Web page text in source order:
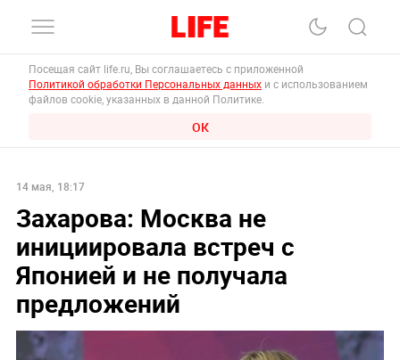
Посещая сайт life.ru, Вы соглашаетесь с приложенной
Политикой обработки Персональных данных и с использованием
файлов cookie, указанных в данной Политике.
ОК
14 мая, 18:17
Захарова: Москва не
инициировала встреч с
Японией и не получала
предложений